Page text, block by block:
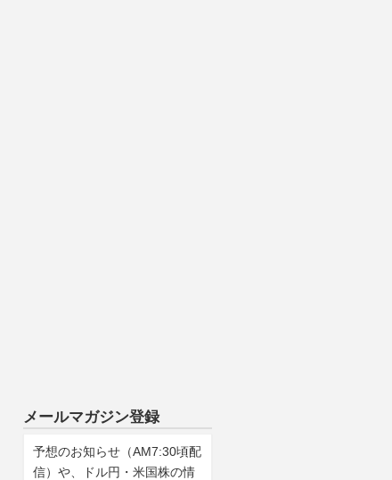
メールマガジン登録
予想のお知らせ（AM7:30頃配
信）や、ドル円・米国株の情